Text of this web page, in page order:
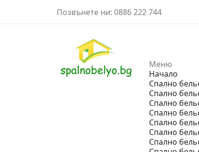
Позвънете ни: 0886 222 744
Меню
Начало
Спално
Спално
Спално
Спално
Спално
Спално
Спално